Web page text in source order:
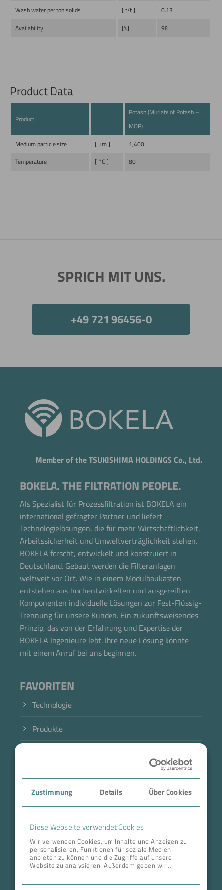
Zustimmung Details Über Cookies
Diese Webseite verwendet Cookies
Wir verwenden Cookies, um Inhalte und Anzeigen zu
personalisieren, Funktionen für soziale Medien
anbieten zu können und die Zugriffe auf unsere
Website zu analysieren. Außerdem geben wir
Wash water per ton solids [ t/t ]
0.13
Availability
[%] 98
Product Data
Product
Potash (Muriate of Potash –
MOP)
Medium particle size
[ µm ]
1,400
Temperature
[ °C ] 80
SPRICH MIT UNS.
+49 721 96456-0
Member of the TSUKISHIMA HOLDINGS Co., Ltd.
BOKELA. THE FILTRATION PEOPLE.
Als Spezialist für Prozessfiltration ist BOKELA ein
international gefragter Partner und liefert
Technologielösungen, die für mehr Wirtschaftlichkeit,
Arbeitssicherheit und Umweltverträglichkeit stehen.
BOKELA forscht, entwickelt und konstruiert in
Deutschland. Gebaut werden die Filteranlagen
weltweit vor Ort. Wie in einem Modulbaukasten
entstehen aus hochentwickelten und ausgereiften
Komponenten individuelle Lösungen zur Fest-Flüssig-
Trennung für unsere Kunden. Ein zukunftsweisendes
Prinzip, das von der Erfahrung und Expertise der
BOKELA Ingenieure lebt. Ihre neue Lösung könnte
mit einem Anruf bei uns beginnen.
FAVORITEN
Technologie
Produkte
Case Studies
Über BOKELA
Karriere
ANSCHRIFT ZENTRALE
Tullastr. 64 | 76131 Karlsruhe